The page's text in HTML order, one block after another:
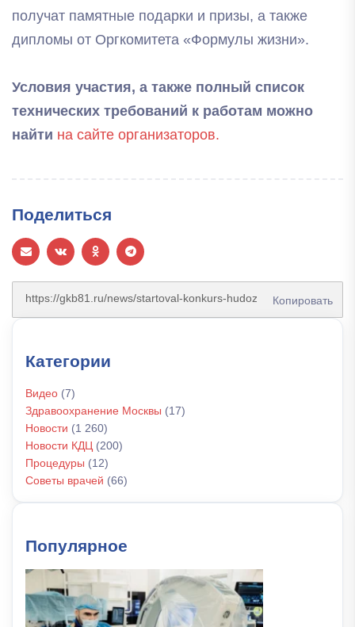
получат памятные подарки и призы, а также
дипломы от Оргкомитета «Формулы жизни».
Условия участия, а также полный список
технических требований к работам можно
найти на сайте организаторов.
Поделиться
Копировать
Категории
Видео (7)
Здравоохранение Москвы (17)
Новости (1 260)
Новости КДЦ (200)
Процедуры (12)
Советы врачей (66)
Популярное